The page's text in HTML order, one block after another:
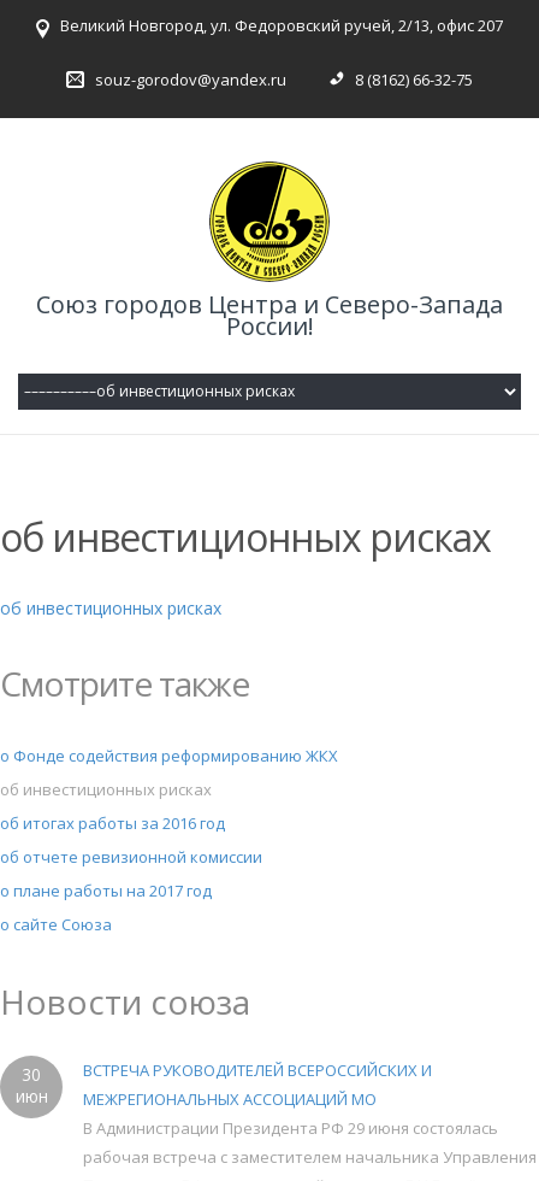
Великий Новгород, ул. Федоровский ручей, 2/13, офис 207
souz-gorodov@yandex.ru 8 (8162) 66-32-75
Союз городов Центра и Северо-Запада
России!
об инвестиционных рисках
об инвестиционных рисках
Смотрите также
о Фонде содействия реформированию ЖКХ
об инвестиционных рисках
об итогах работы за 2016 год
об отчете ревизионной комиссии
о плане работы на 2017 год
о сайте Союза
Новости союза
30
июн
ВСТРЕЧА РУКОВОДИТЕЛЕЙ ВСЕРОССИЙСКИХ И
МЕЖРЕГИОНАЛЬНЫХ АССОЦИАЦИЙ МО
В Администрации Президента РФ 29 июня состоялась
рабочая встреча с заместителем начальника Управления